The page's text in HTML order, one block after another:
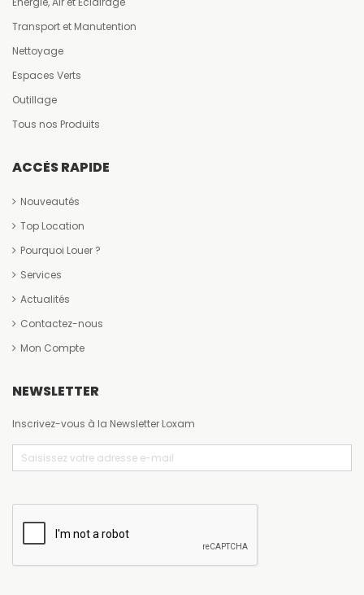
Transport et Manutention
Nettoyage
Espaces Verts
Outillage
Tous nos Produits
ACCÈS RAPIDE
Nouveautés
Top Location
Pourquoi Louer ?
Services
Actualités
Contactez-nous
Mon Compte
NEWSLETTER
Inscrivez-vous à la Newsletter Loxam
CAPTCHA